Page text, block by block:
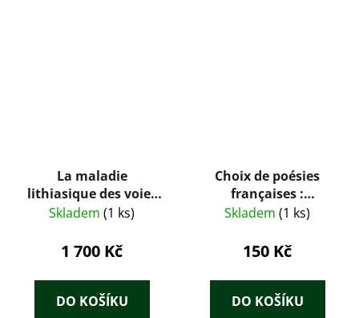
La maladie
lithiasique des voies
biliares la lithiase
Skladem (1 ks)
1 700 Kč
DO KOŠÍKU
Choix de poésies
françaises :
Sammlung
Gedichte
Skladem (1 ks)
150 Kč
DO KOŠÍKU